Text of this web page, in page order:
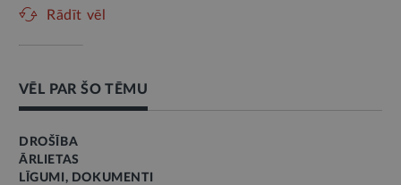
Rādīt vēl
VĒL PAR ŠO TĒMU
DROŠĪBA
ĀRLIETAS
LĪGUMI, DOKUMENTI